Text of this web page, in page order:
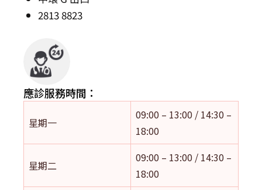
2813 8823
應診服務時間：
星期一
09:00 – 13:00 / 14:30 –
18:00
星期二
09:00 – 13:00 / 14:30 –
18:00